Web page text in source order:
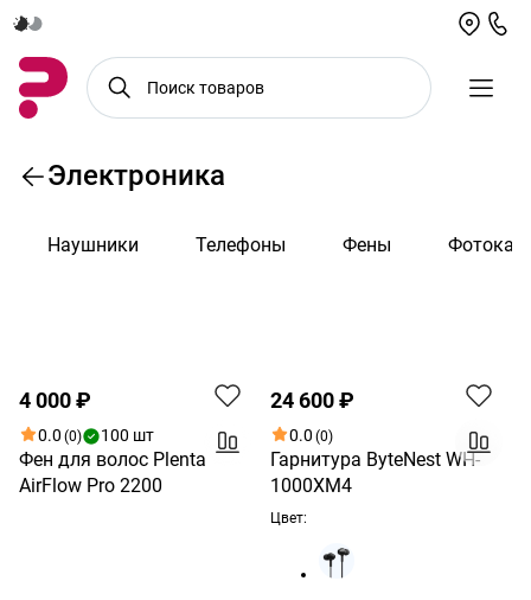
Электроника
Наушники Телефоны Фены
4 000 ₽
0.0 (0) 100 шт
Фен для волос Plenta
AirFlow Pro 2200
24 600 ₽
0.0 (0)
Гарнитура ByteNest WH-
1000XM4
Цвет: